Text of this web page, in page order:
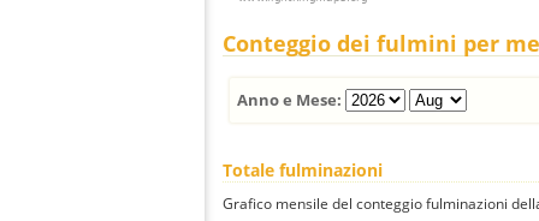
Conteggio dei fulmini per
Anno e Mese:
Totale fulminazioni
Grafico mensile del conteggio fulminazioni